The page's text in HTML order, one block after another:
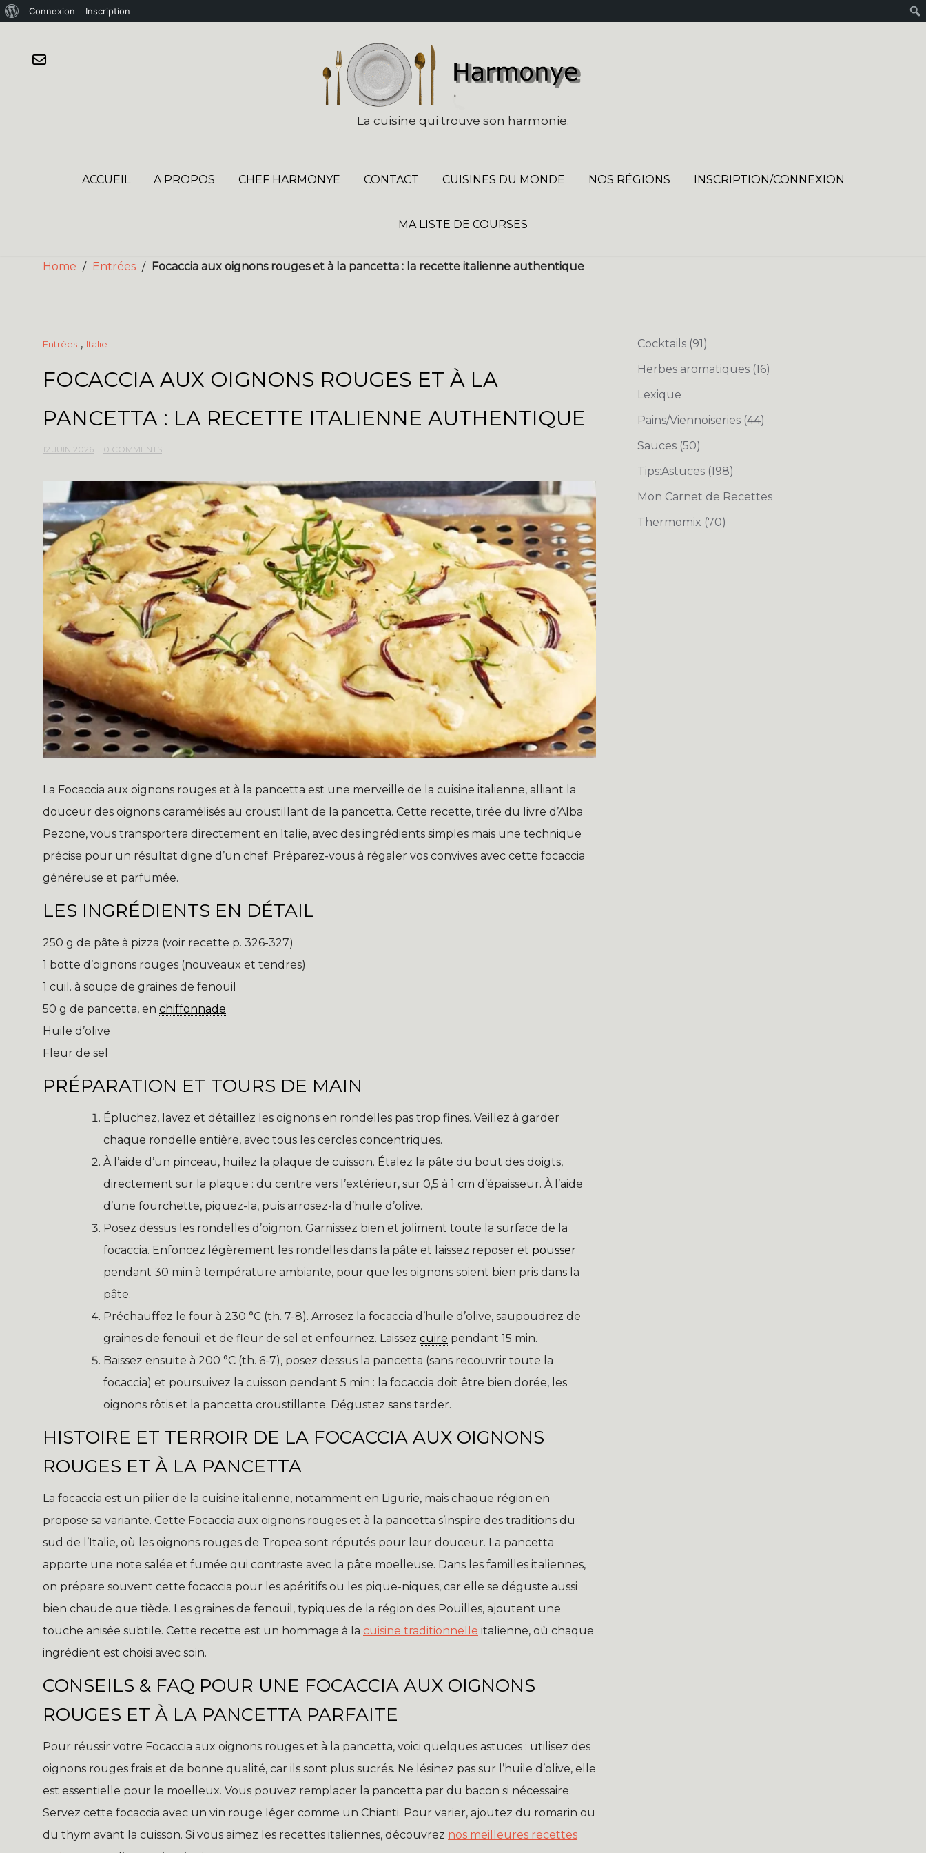
Connexion Inscription
La cuisine qui trouve son harmonie.
ACCUEIL A PROPOS CHEF HARMONYE CONTACT CUISINES DU MONDE NOS RÉGIONS INSCRIPTION/CONNEXION
MA LISTE DE COURSES
Home / Entrées / Focaccia aux oignons rouges et à la pancetta : la recette italienne authentique
Entrées , Italie
FOCACCIA AUX OIGNONS ROUGES ET À LA
PANCETTA : LA RECETTE ITALIENNE AUTHENTIQUE
12 JUIN 2026 0 COMMENTS
La Focaccia aux oignons rouges et à la pancetta est une merveille de la cuisine italienne, alliant la
douceur des oignons caramélisés au croustillant de la pancetta. Cette recette, tirée du livre d’Alba
Pezone, vous transportera directement en Italie, avec des ingrédients simples mais une technique
précise pour un résultat digne d’un chef. Préparez-vous à régaler vos convives avec cette focaccia
généreuse et parfumée.
LES INGRÉDIENTS EN DÉTAIL
250 g de pâte à pizza (voir recette p. 326-327)
1 botte d’oignons rouges (nouveaux et tendres)
1 cuil. à soupe de graines de fenouil
50 g de pancetta, en chiffonnade
Huile d’olive
Fleur de sel
PRÉPARATION ET TOURS DE MAIN
Épluchez, lavez et détaillez les oignons en rondelles pas trop fines. Veillez à garder
chaque rondelle entière, avec tous les cercles concentriques.
À l’aide d’un pinceau, huilez la plaque de cuisson. Étalez la pâte du bout des doigts,
directement sur la plaque : du centre vers l’extérieur, sur 0,5 à 1 cm d’épaisseur. À l’aide
d’une fourchette, piquez-la, puis arrosez-la d’huile d’olive.
Posez dessus les rondelles d’oignon. Garnissez bien et joliment toute la surface de la
focaccia. Enfoncez légèrement les rondelles dans la pâte et laissez reposer et pousser
pendant 30 min à température ambiante, pour que les oignons soient bien pris dans la
pâte.
Préchauffez le four à 230 °C (th. 7-8). Arrosez la focaccia d’huile d’olive, saupoudrez de
graines de fenouil et de fleur de sel et enfournez. Laissez cuire pendant 15 min.
Baissez ensuite à 200 °C (th. 6-7), posez dessus la pancetta (sans recouvrir toute la
focaccia) et poursuivez la cuisson pendant 5 min : la focaccia doit être bien dorée, les
oignons rôtis et la pancetta croustillante. Dégustez sans tarder.
HISTOIRE ET TERROIR DE LA FOCACCIA AUX OIGNONS
ROUGES ET À LA PANCETTA
La focaccia est un pilier de la cuisine italienne, notamment en Ligurie, mais chaque région en
propose sa variante. Cette Focaccia aux oignons rouges et à la pancetta s’inspire des traditions du
sud de l’Italie, où les oignons rouges de Tropea sont réputés pour leur douceur. La pancetta
apporte une note salée et fumée qui contraste avec la pâte moelleuse. Dans les familles italiennes,
on prépare souvent cette focaccia pour les apéritifs ou les pique-niques, car elle se déguste aussi
bien chaude que tiède. Les graines de fenouil, typiques de la région des Pouilles, ajoutent une
touche anisée subtile. Cette recette est un hommage à la cuisine traditionnelle italienne, où chaque
ingrédient est choisi avec soin.
CONSEILS & FAQ POUR UNE FOCACCIA AUX OIGNONS
ROUGES ET À LA PANCETTA PARFAITE
Pour réussir votre Focaccia aux oignons rouges et à la pancetta, voici quelques astuces : utilisez des
oignons rouges frais et de bonne qualité, car ils sont plus sucrés. Ne lésinez pas sur l’huile d’olive, elle
est essentielle pour le moelleux. Vous pouvez remplacer la pancetta par du bacon si nécessaire.
Servez cette focaccia avec un vin rouge léger comme un Chianti. Pour varier, ajoutez du romarin ou
du thym avant la cuisson. Si vous aimez les recettes italiennes, découvrez nos meilleures recettes
Cocktails (91)
Herbes aromatiques (16)
Lexique
Pains/Viennoiseries (44)
Sauces (50)
Tips:Astuces (198)
Mon Carnet de Recettes
Thermomix (70)